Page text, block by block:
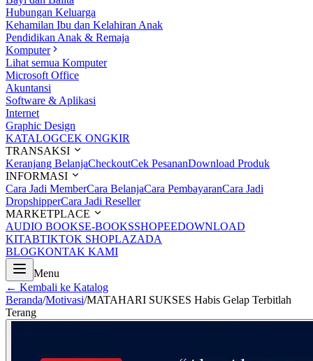
Hubungan Keluarga
Kehamilan Ibu dan Kelahiran Anak
Pendidikan Anak & Remaja
Komputer
Lihat semua Komputer
Microsoft Office
Akuntansi
Software & Aplikasi
Internet
Graphic Design
KATALOGCEK ONGKIR
TRANSAKSI
Keranjang BelanjaCheckoutCek PesananDownload Produk
INFORMASI
Cara Jadi MemberCara BelanjaCara PembayaranCara Jadi
DropshipperCara Jadi Reseller
MARKETPLACE
AUDIO BOOKSE-BOOKSSHOPEEDOWNLOAD
KITABTIKTOK SHOPLAZADA
BLOGKONTAK KAMI
Menu
← Kembali ke Katalog
Beranda/Motivasi/MATAHARI SUKSES Habis Gelap Terbitlah
Terang